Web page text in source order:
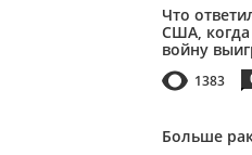
Что
США, когда
войну
1383
Больше